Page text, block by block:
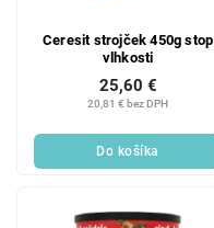
Ceresit strojček 450g stop
vlhkosti
20,81 € bez DPH
25,60 €
Do košíka